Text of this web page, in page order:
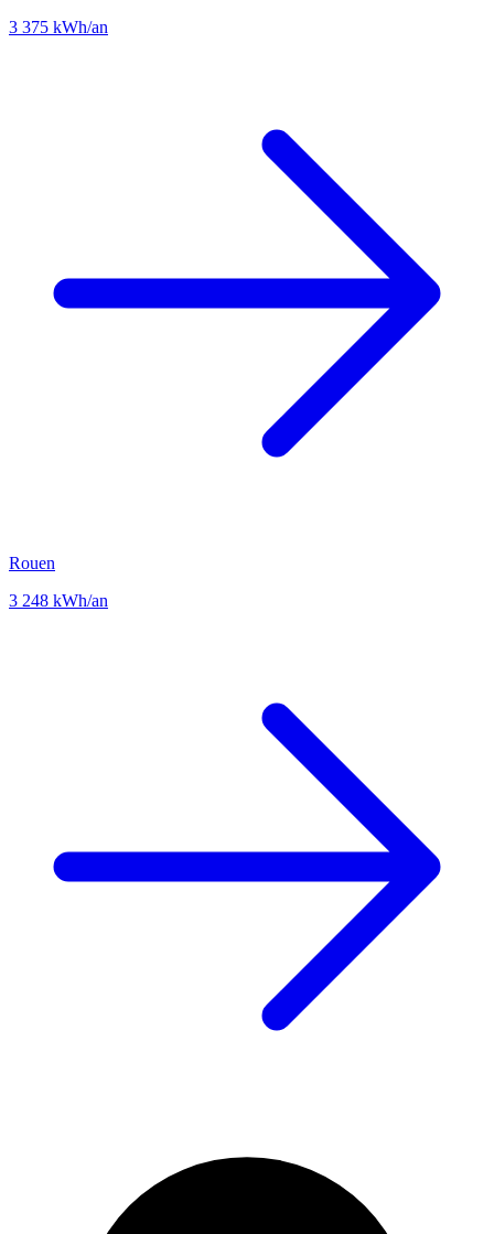
3 375 kWh/an
Rouen
3 248 kWh/an